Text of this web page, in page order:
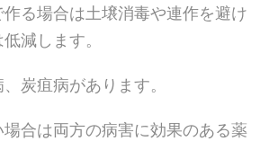
る場合は土壌消毒や連作を避け
減します。
炭疽病があります。
合は両方の病害に効果のある薬